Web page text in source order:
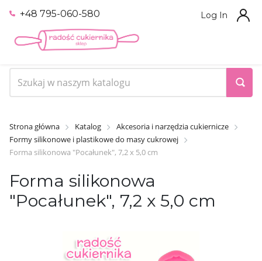
+48 795-060-580 Log In
Strona główna Katalog
Akcesoria i narzędzia cukiernicze
Formy silikonowe i plastikowe do masy cukrowej
Forma silikonowa "Pocałunek", 7,2 х 5,0 cm
Forma silikonowa
"Pocałunek", 7,2 х 5,0 cm